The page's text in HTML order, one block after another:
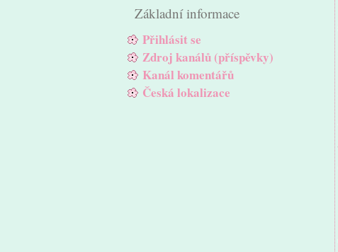
Základní informace
Přihlásit se
Zdroj kanálů (příspěvky)
Kanál komentářů
Česká lokalizace